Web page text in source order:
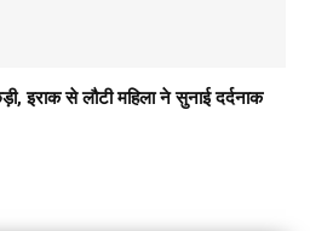
इराक से लौटी महिला ने सुनाई दर्दनाक